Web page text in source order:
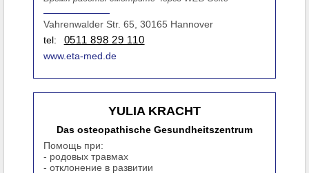
Vahrenwalder Str. 65, 30165 Hannover
tel:
0511 898 29 110
www.eta-med.de
YULIA KRACHT
Das osteopathische Gesundheitszentrum
Помощь при:
- родовых травмах
- отклонение в развитии